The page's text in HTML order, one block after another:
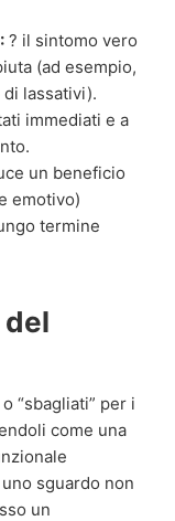
? il sintomo vero
(ad esempio,
di lassativi).
immediati e a
un beneficio
emotivo)
termine
“sbagliati” per i
come una
sguardo non
un